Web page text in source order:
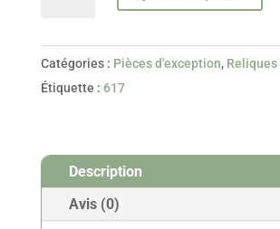
Monstrances
XVIIIe
Catégories : Pièces d'exception,
Étiquette : 617
Description
Avis (0)